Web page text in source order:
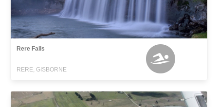
Rere Falls
RERE, GISBORNE